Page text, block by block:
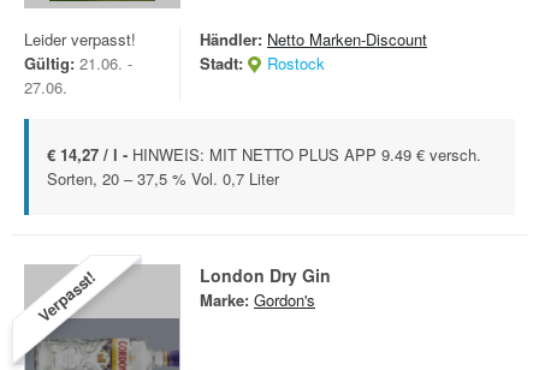
Leider verpasst!
Gültig: 21.06. -
27.06.
Händler: Netto Marken-Discount
Stadt:
Rostock
€ 14,27 / l - HINWEIS: MIT NETTO PLUS APP 9.49 € versch.
Sorten, 20 – 37,5 % Vol. 0,7 Liter
Verpasst! London Dry Gin
Marke: Gordon's